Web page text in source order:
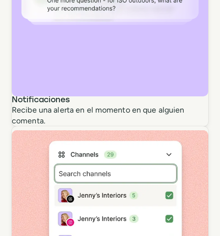
Notificaciones
Recibe una alerta en el momento en que alguien
comenta.